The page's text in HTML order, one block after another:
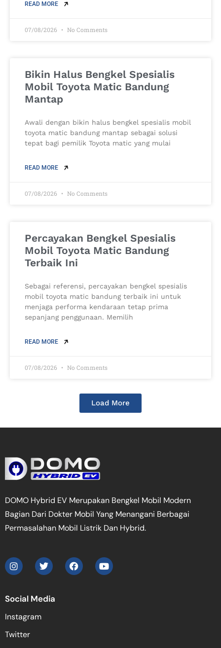
READ MORE
07/08/2026 No Comments
Bikin Halus Bengkel Spesialis
Mobil Toyota Matic Bandung
Mantap
Awali dengan bikin halus bengkel spesialis mobil
toyota matic bandung mantap sebagai solusi
tepat bagi pemilik Toyota matic yang mulai
READ MORE
07/08/2026 No Comments
Percayakan Bengkel Spesialis
Mobil Toyota Matic Bandung
Terbaik Ini
Sebagai referensi, percayakan bengkel spesialis
mobil toyota matic bandung terbaik ini untuk
menjaga performa kendaraan tetap prima
sepanjang penggunaan. Memilih
READ MORE
07/08/2026 No Comments
Load More
DOMO Hybrid EV Merupakan Bengkel Mobil Modern
Bagian Dari Dokter Mobil Yang Menangani Berbagai
Permasalahan Mobil Listrik Dan Hybrid.
Social Media
Instagram
Twitter